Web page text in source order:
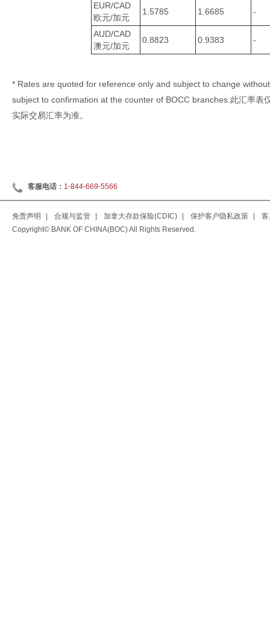
EUR/CAD
欧元/加元
1.5785 1.6685 -
AUD/CAD
澳元/加元
0.8823 0.9383 -
* Rates are quoted for reference only and subject to change
subject to confirmation at the counter of BOCC branches.此汇率表
实际交易汇率为准。
客服电话： 1-844-669-5566
免责声明 合规与监管 加拿大存款保险(CDIC) 保护客户隐私政策
Copyright© BANK OF CHINA(BOC) All Rights Reserved.